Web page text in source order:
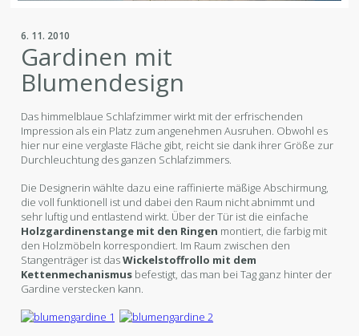
6. 11. 2010
Gardinen mit
Blumendesign
Das himmelblaue Schlafzimmer wirkt mit der erfrischenden
Impression als ein Platz zum angenehmen Ausruhen. Obwohl es
hier nur eine verglaste Fläche gibt, reicht sie dank ihrer Größe zur
Durchleuchtung des ganzen Schlafzimmers.
Die Designerin wählte dazu eine raffinierte mäßige Abschirmung,
die voll funktionell ist und dabei den Raum nicht abnimmt und
sehr luftig und entlastend wirkt. Über der Tür ist die einfache
Holzgardinenstange mit den Ringen montiert, die farbig mit
den Holzmöbeln korrespondiert. Im Raum zwischen den
Stangenträger ist dasWickelstoffrollo mit dem
Kettenmechanismus befestigt, das man bei Tag ganz hinter der
Gardine verstecken kann.